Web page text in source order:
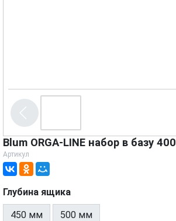
Blum ORGA-LINE набор в базу 400
Артикул
Глубина ящика
450 мм 500 мм